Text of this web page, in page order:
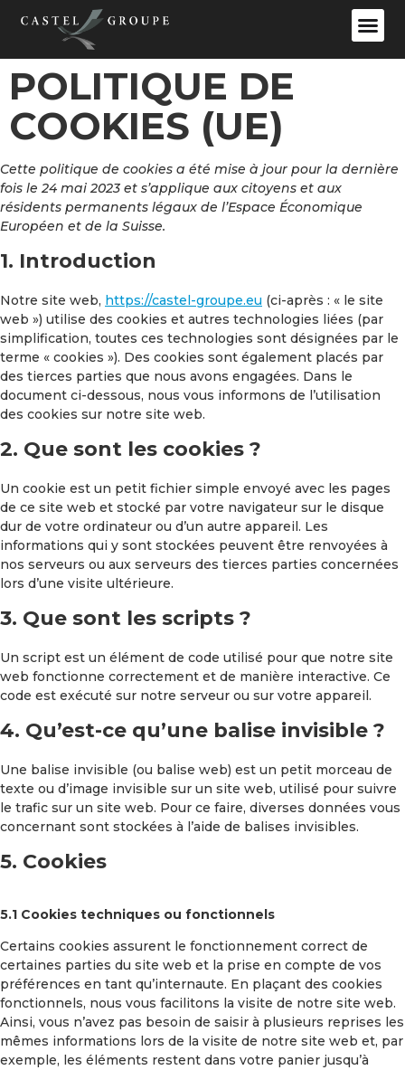
POLITIQUE DE
COOKIES (UE)
Cette politique de cookies a été mise à jour pour la dernière
fois le 24 mai 2023 et s’applique aux citoyens et aux
résidents permanents légaux de l’Espace Économique
Européen et de la Suisse.
1. Introduction
Notre site web, https://castel-groupe.eu (ci-après : « le site
web ») utilise des cookies et autres technologies liées (par
simplification, toutes ces technologies sont désignées par le
terme « cookies »). Des cookies sont également placés par
des tierces parties que nous avons engagées. Dans le
document ci-dessous, nous vous informons de l’utilisation
des cookies sur notre site web.
2. Que sont les cookies ?
Un cookie est un petit fichier simple envoyé avec les pages
de ce site web et stocké par votre navigateur sur le disque
dur de votre ordinateur ou d’un autre appareil. Les
informations qui y sont stockées peuvent être renvoyées à
nos serveurs ou aux serveurs des tierces parties concernées
lors d’une visite ultérieure.
3. Que sont les scripts ?
Un script est un élément de code utilisé pour que notre site
web fonctionne correctement et de manière interactive. Ce
code est exécuté sur notre serveur ou sur votre appareil.
4. Qu’est-ce qu’une balise invisible ?
Une balise invisible (ou balise web) est un petit morceau de
texte ou d’image invisible sur un site web, utilisé pour suivre
le trafic sur un site web. Pour ce faire, diverses données vous
concernant sont stockées à l’aide de balises invisibles.
5. Cookies
5.1 Cookies techniques ou fonctionnels
Certains cookies assurent le fonctionnement correct de
certaines parties du site web et la prise en compte de vos
préférences en tant qu’internaute. En plaçant des cookies
fonctionnels, nous vous facilitons la visite de notre site web.
Ainsi, vous n’avez pas besoin de saisir à plusieurs reprises les
mêmes informations lors de la visite de notre site web et, par
exemple, les éléments restent dans votre panier jusqu’à